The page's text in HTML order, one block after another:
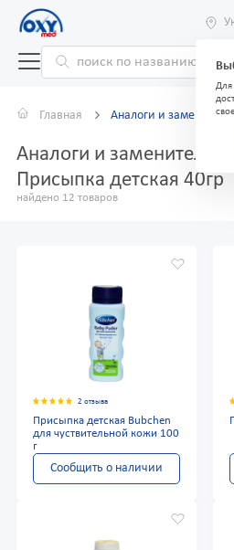
Для
Главная Аналоги и заменители
Аналоги и заменители
Присыпка детская 40гр
найдено 12 товаров
2 отзыва
Присыпка детская Bubchen
для чуствительной кожи 100
г
Сообщить о наличии